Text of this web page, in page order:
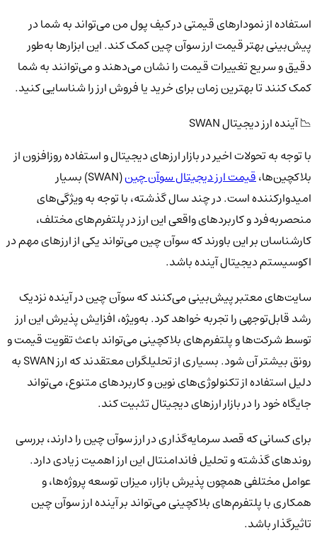
استفاده از نمودارهای قیمتی در کیف پول من می‌تواند به شما در
پیش‌بینی بهتر قیمت ارز سوآن چین کمک کند. این ابزارها به‌طور
دقیق و سریع تغییرات قیمت را نشان می‌دهند و می‌توانند به شما
کمک کنند تا بهترین زمان برای خرید یا فروش ارز را شناسایی کنید.
📉 آینده ارز دیجیتال SWAN
با توجه به تحولات اخیر در بازار ارزهای دیجیتال و استفاده روزافزون از
بلاکچین‌ها،قیمت ارز دیجیتال سوآن چین
(SWAN) بسیار
امیدوارکننده است. در چند سال گذشته، با توجه به ویژگی‌های
منحصربه‌فرد و کاربردهای واقعی این ارز در پلتفرم‌های مختلف،
کارشناسان بر این باورند که سوآن چین می‌تواند یکی از ارزهای مهم در
اکوسیستم دیجیتال آینده باشد.
سایت‌های معتبر پیش‌بینی می‌کنند که سوآن چین در آینده نزدیک
رشد قابل‌توجهی را تجربه خواهد کرد. به‌ویژه، افزایش پذیرش این ارز
توسط شرکت‌ها و پلتفرم‌های بلاکچینی می‌تواند باعث تقویت قیمت و
رونق بیشتر آن شود. بسیاری از تحلیلگران معتقدند که ارز SWAN به
دلیل استفاده از تکنولوژی‌های نوین و کاربردهای متنوع، می‌تواند
جایگاه خود را در بازار ارزهای دیجیتال تثبیت کند.
برای کسانی که قصد سرمایه‌گذاری در ارز سوآن چین را دارند، بررسی
روندهای گذشته و تحلیل فاندامنتال این ارز اهمیت زیادی دارد.
عوامل مختلفی همچون پذیرش بازار، میزان توسعه پروژه‌ها، و
همکاری با پلتفرم‌های بلاکچینی می‌تواند بر آینده ارز سوآن چین
تاثیرگذار باشد.